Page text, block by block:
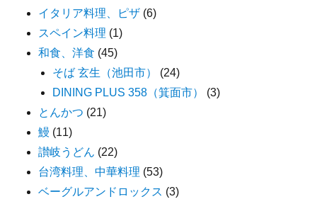
イタリア料理、ピザ (6)
スペイン料理 (1)
和食、洋食 (45)
そば 玄生（池田市）
(24)
DINING PLUS 358（箕面市）
(3)
とんかつ (21)
鰻 (11)
讃岐うどん (22)
台湾料理、中華料理 (53)
ベーグルアンドロックス (3)